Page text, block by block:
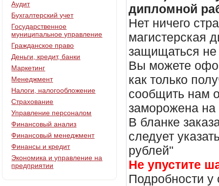
дипломной
Нет ничего
магистерская
защищаться не
Вы можете
как только
сообщить нам
заморожена
В бланке
следует
рублей"
Не упустите
Подробности
Аудит
Бухгалтерский учет
Государственное
муниципальное управление
Гражданское право
Деньги, кредит, банки
Маркетинг
Менеджмент
Налоги, налогообложение
Страхование
Управление персоналом
Финансовый анализ
Финансовый менеджмент
Финансы и кредит
Экономика и управление на
предприятии